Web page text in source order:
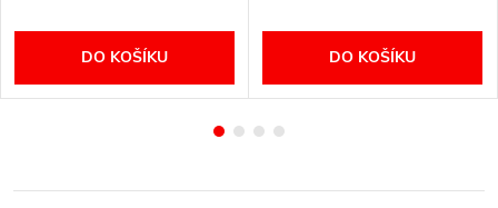
DO KOŠÍKU DO KOŠÍKU